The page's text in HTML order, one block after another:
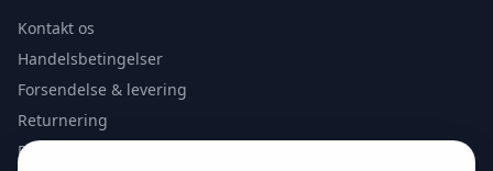
Kontakt os
Handelsbetingelser
Forsendelse & levering
Returnering
Privatlivspolitik